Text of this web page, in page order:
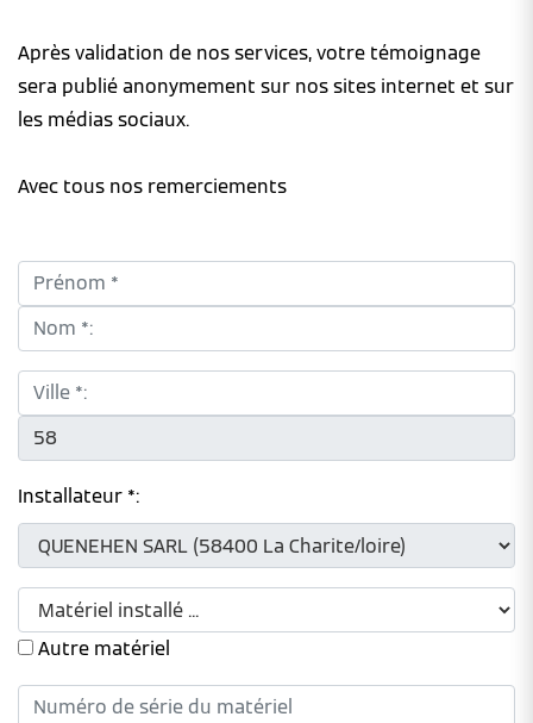
Après validation de nos services, votre témoignage
sera publié anonymement sur nos sites internet et sur
les médias sociaux.
Avec tous nos remerciements
Prénom *:
Nom *:
Ville *:
CP *:
Installateur *:
Autre matériel